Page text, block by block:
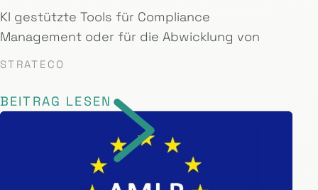
KI gestützte Tools für Compliance
Management oder für die Abwicklung von
STRATECO
BEITRAG LESEN